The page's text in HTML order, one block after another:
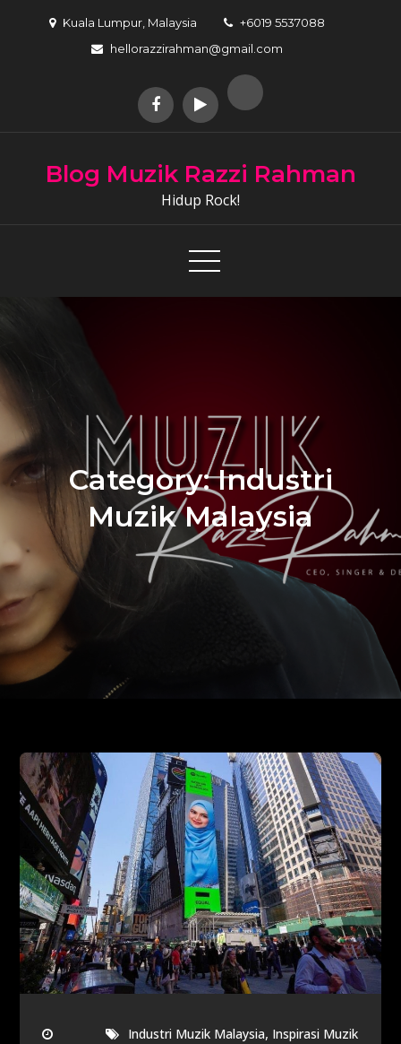
Kuala Lumpur, Malaysia
+6019 5537088
hellorazzirahman@gmail.com
Blog Muzik Razzi Rahman
Hidup Rock!
Category:Industri
Muzik Malaysia
Industri Muzik Malaysia, Inspirasi Muzik